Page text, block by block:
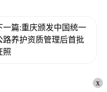
一篇:重庆颁发中国统一
路养护资质管理后首批
照
x